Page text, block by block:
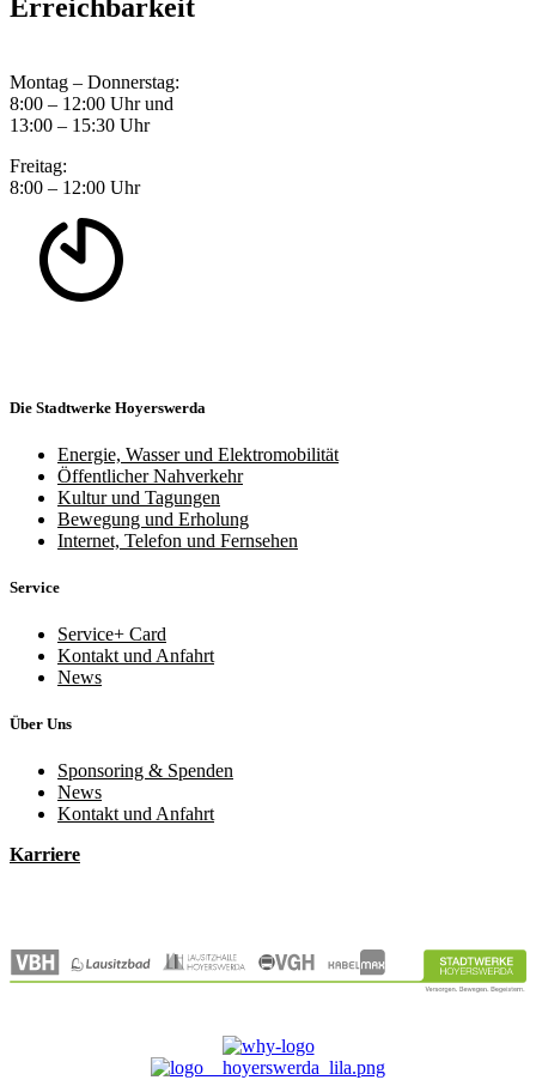
Erreichbarkeit
Montag – Donnerstag:
8:00 – 12:00 Uhr und
13:00 – 15:30 Uhr
Freitag:
8:00 – 12:00 Uhr
Die Stadtwerke Hoyerswerda
Energie, Wasser und Elektromobilität
Öffentlicher Nahverkehr
Kultur und Tagungen
Bewegung und Erholung
Internet, Telefon und Fernsehen
Service
Service+ Card
Kontakt und Anfahrt
News
Über Uns
Sponsoring & Spenden
News
Kontakt und Anfahrt
Karriere